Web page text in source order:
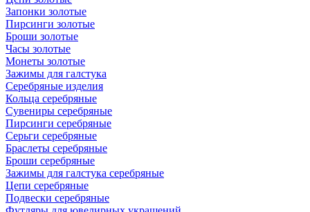
Запонки золотые
Пирсинги золотые
Броши золотые
Часы золотые
Монеты золотые
Зажимы для галстука
Серебряные изделия
Кольца серебряные
Сувениры серебряные
Пирсинги серебряные
Серьги серебряные
Браслеты серебряные
Броши серебряные
Зажимы для галстука серебряные
Цепи серебряные
Подвески серебряные